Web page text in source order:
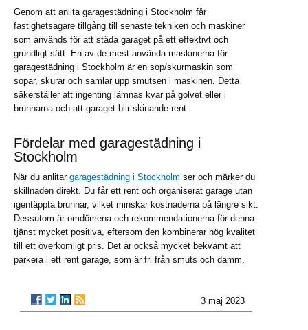
Genom att anlita garagestädning i Stockholm får
fastighetsägare tillgång till senaste tekniken och maskiner
som används för att städa garaget på ett effektivt och
grundligt sätt. En av de mest använda maskinerna för
garagestädning i Stockholm är en sop/skurmaskin som
sopar, skurar och samlar upp smutsen i maskinen. Detta
säkerställer att ingenting lämnas kvar på golvet eller i
brunnarna och att garaget blir skinande rent.
Fördelar med garagestädning i
Stockholm
När du anlitar garagestädning i Stockholm ser och märker du
skillnaden direkt. Du får ett rent och organiserat garage utan
igentäppta brunnar, vilket minskar kostnaderna på längre sikt.
Dessutom är omdömena och rekommendationerna för denna
tjänst mycket positiva, eftersom den kombinerar hög kvalitet
till ett överkomligt pris. Det är också mycket bekvämt att
parkera i ett rent garage, som är fri från smuts och damm.
3 maj 2023